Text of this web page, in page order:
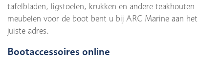
tafelbladen, ligstoelen, krukken en andere teakhouten
meubelen voor de boot bent u bij ARC Marine aan het
juiste adres.
Bootaccessoires online